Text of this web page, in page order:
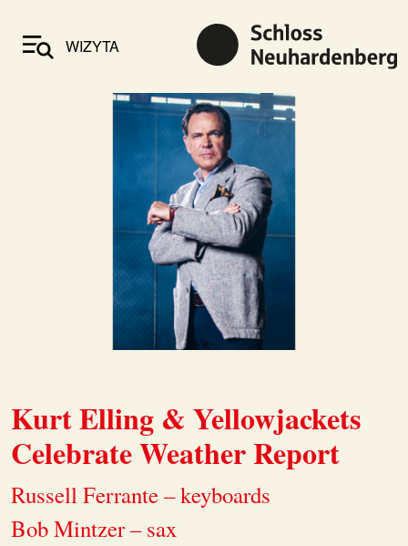
WIZYTA
Kurt Elling & Yellowjackets
Celebrate Weather Report
Russell Ferrante – keyboards
Bob Mintzer – sax